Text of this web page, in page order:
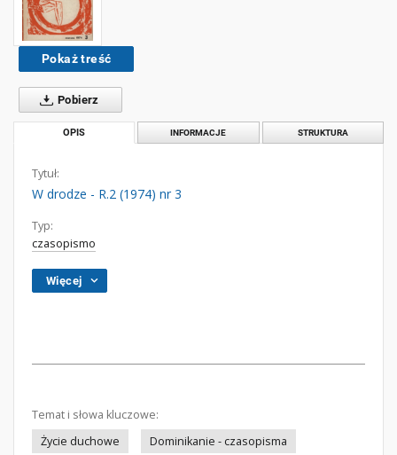
Pokaż treść
Pobierz
OPIS INFORMACJE STRUKTURA
Tytuł:
W drodze - R.2 (1974) nr 3
Typ:
czasopismo
Więcej
Temat i słowa kluczowe:
Życie duchowe
Dominikanie - czasopisma